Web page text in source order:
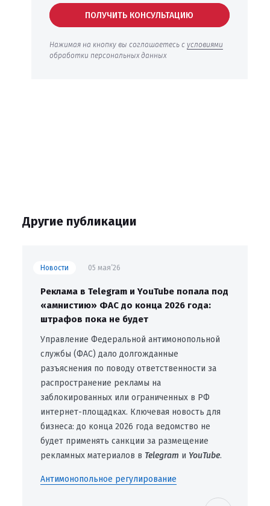
ПОЛУЧИТЬ КОНСУЛЬТАЦИЮ
Нажимая на кнопку вы соглашаетесь с условиями
обработки персональных данных
Другие публикации
Новости 05 мая’26
Реклама в Telegram и YouTube попала под
«амнистию» ФАС до конца 2026 года:
штрафов пока не будет
Управление Федеральной антимонопольной
службы (ФАС) дало долгожданные
разъяснения по поводу ответственности за
распространение рекламы на
заблокированных или ограниченных в РФ
интернет-площадках. Ключевая новость для
бизнеса: до конца 2026 года ведомство не
будет применять санкции за размещение
рекламных материалов в Telegram и YouTube.
Антимонопольное регулирование